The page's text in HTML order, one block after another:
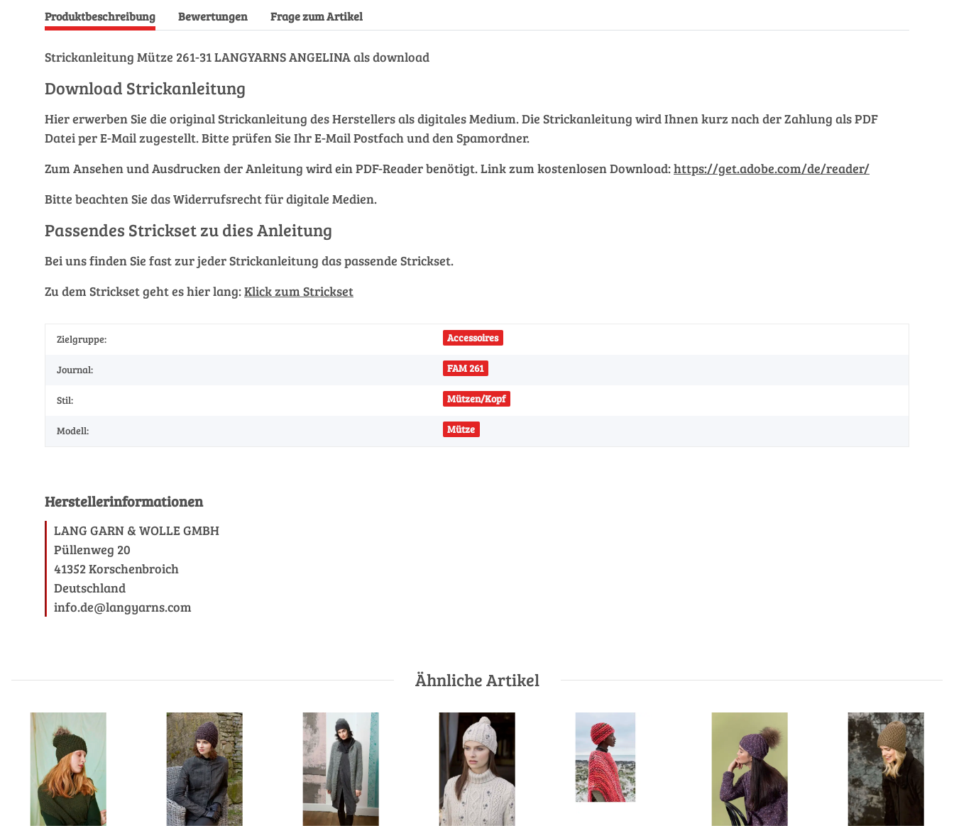
Produktbeschreibung Bewertungen Frage zum Artikel
Strickanleitung Mütze 261-31 LANGYARNS ANGELINA als download
Download Strickanleitung
Hier erwerben Sie die original Strickanleitung des Herstellers als digitales Medium. Die Strickanleitung wird Ihnen kurz nach der Zahlung als PDF
Datei per E-Mail zugestellt. Bitte prüfen Sie Ihr E-Mail Postfach und den Spamordner.
Zum Ansehen und Ausdrucken der Anleitung wird ein PDF-Reader benötigt. Link zum kostenlosen Download:https://get.adobe.com/de/reader/
Bitte beachten Sie das Widerrufsrecht für digitale Medien.
Passendes Strickset zu dies Anleitung
Bei uns finden Sie fast zur jeder Strickanleitung das passende Strickset.
Zu dem Strickset geht es hier lang:Klick zum Strickset
Zielgruppe: Accessoires
Journal: FAM 261
Stil: Mützen/Kopf
Modell: Mütze
Herstellerinformationen
LANG GARN & WOLLE GMBH
Püllenweg 20
41352 Korschenbroich
Deutschland
info.de@langyarns.com
Ähnliche Artikel